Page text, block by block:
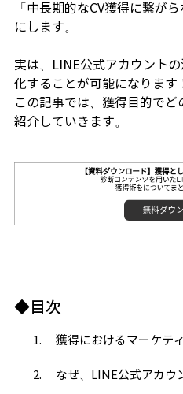
「中長期的なCV獲得に繋が
にします。
実は、LINE公式アカウント
化することが可能になります
この記事では、獲得目的で
紹介していきます。
◆目次
獲得におけるマーケテ
なぜ、LINE公式アカウ